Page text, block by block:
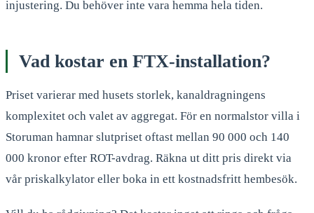
injustering. Du behöver inte vara hemma hela tiden.
Vad kostar en FTX-installation?
Priset varierar med husets storlek, kanaldragningens
komplexitet och valet av aggregat. För en normalstor villa i
Storuman hamnar slutpriset oftast mellan 90 000 och 140
000 kronor efter ROT-avdrag. Räkna ut ditt pris direkt via
vår priskalkylator eller boka in ett kostnadsfritt hembesök.